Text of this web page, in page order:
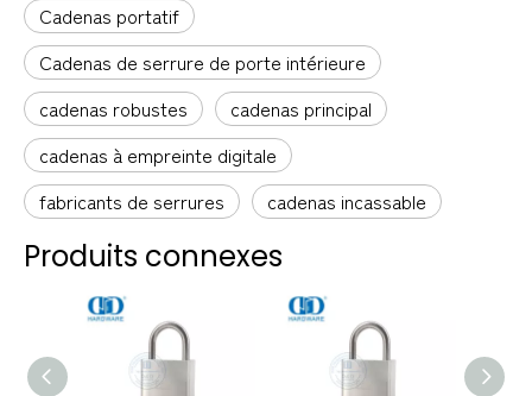
Cadenas portatif
Cadenas de serrure de porte intérieure
cadenas robustes
cadenas principal
cadenas à empreinte digitale
fabricants de serrures
cadenas incassable
Produits connexes